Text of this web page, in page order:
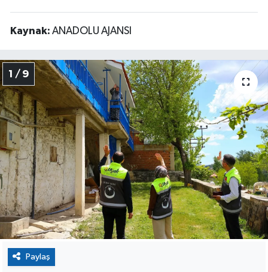
Kaynak: ANADOLU AJANSI
1 / 9
Paylaş